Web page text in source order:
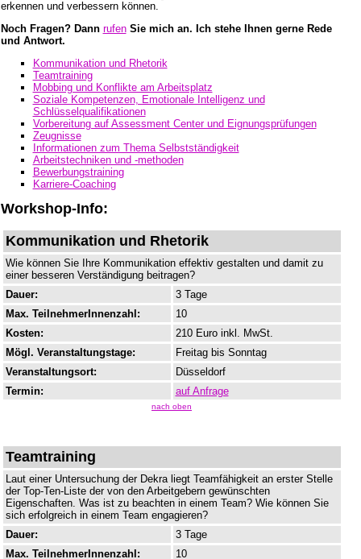
erkennen und verbessern können.
Noch Fragen? Dann rufen Sie mich an. Ich stehe Ihnen gerne Rede
und Antwort.
Kommunikation und Rhetorik
Teamtraining
Mobbing und Konflikte am Arbeitsplatz
Soziale Kompetenzen, Emotionale Intelligenz und
Schlüsselqualifikationen
Vorbereitung auf Assessment Center und Eignungsprüfungen
Zeugnisse
Informationen zum Thema Selbstständigkeit
Arbeitstechniken und -methoden
Bewerbungstraining
Karriere-Coaching
Workshop-Info:
Kommunikation und Rhetorik
Wie können Sie Ihre Kommunikation effektiv gestalten und damit zu
einer besseren Verständigung beitragen?
Dauer:
3 Tage
Max. TeilnehmerInnenzahl:
10
Kosten:
210 Euro inkl. MwSt.
Mögl. Veranstaltungstage:
Freitag bis Sonntag
Veranstaltungsort:
Düsseldorf
Termin:
auf Anfrage
nach oben
Teamtraining
Laut einer Untersuchung der Dekra liegt Teamfähigkeit an erster Stelle
der Top-Ten-Liste der von den Arbeitgebern gewünschten
Eigenschaften. Was ist zu beachten in einem Team? Wie können Sie
sich erfolgreich in einem Team engagieren?
Dauer:
3 Tage
Max. TeilnehmerInnenzahl:
10